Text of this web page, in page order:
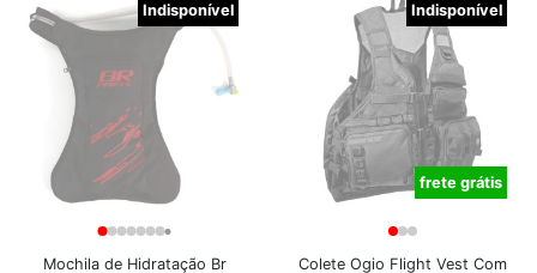
Indisponível
Mochila de Hidratação Br
Indisponível
frete grátis
Colete Ogio Flight Vest Com